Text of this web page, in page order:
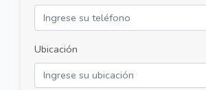
Ubicación